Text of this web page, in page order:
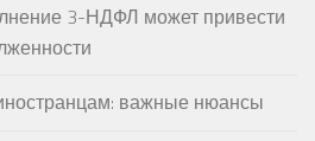
3-НДФЛ может привести
важные нюансы